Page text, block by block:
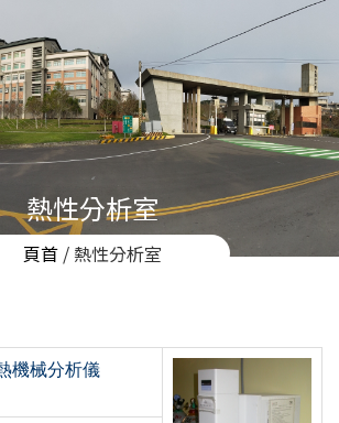
熱性分析室
頁首 / 熱性分析室
機械分析儀